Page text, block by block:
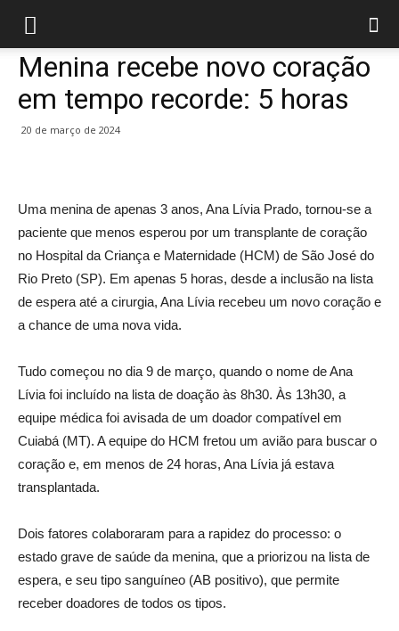
Menina recebe novo coração
em tempo recorde: 5 horas
20 de março de 2024
Uma menina de apenas 3 anos, Ana Lívia Prado, tornou-se a
paciente que menos esperou por um transplante de coração
no Hospital da Criança e Maternidade (HCM) de São José do
Rio Preto (SP). Em apenas 5 horas, desde a inclusão na lista
de espera até a cirurgia, Ana Lívia recebeu um novo coração e
a chance de uma nova vida.
Tudo começou no dia 9 de março, quando o nome de Ana
Lívia foi incluído na lista de doação às 8h30. Às 13h30, a
equipe médica foi avisada de um doador compatível em
Cuiabá (MT). A equipe do HCM fretou um avião para buscar o
coração e, em menos de 24 horas, Ana Lívia já estava
transplantada.
Dois fatores colaboraram para a rapidez do processo: o
estado grave de saúde da menina, que a priorizou na lista de
espera, e seu tipo sanguíneo (AB positivo), que permite
receber doadores de todos os tipos.